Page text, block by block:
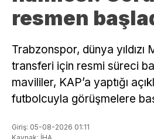
resmen
Trabzonspor, dünya yıldızı
transferi için resmi süreci
mavililer, KAP’a yaptığı
futbolcuyla görüşmelere
Giriş: 05-08-2026 01:11